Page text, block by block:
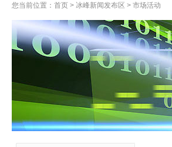
您当前位置： 首页 > 冰峰新闻发布区 > 市场活动